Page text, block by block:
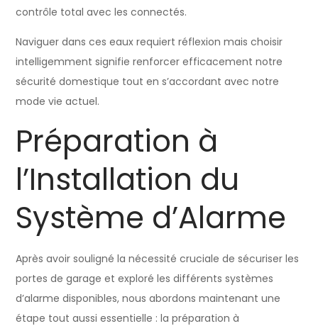
contrôle total avec les connectés.
Naviguer dans ces eaux requiert réflexion mais choisir
intelligemment signifie renforcer efficacement notre
sécurité domestique tout en s’accordant avec notre
mode vie actuel.
Préparation à
l’Installation du
Système d’Alarme
Après avoir souligné la nécessité cruciale de sécuriser les
portes de garage et exploré les différents systèmes
d’alarme disponibles, nous abordons maintenant une
étape tout aussi essentielle : la préparation à